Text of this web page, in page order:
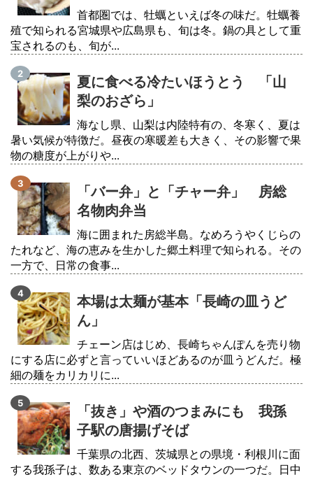
首都圏では、牡蠣といえば冬の味だ。牡蠣養
殖で知られる宮城県や広島県も、旬は冬。鍋の具として重
宝されるのも、旬が...
夏に食べる冷たいほうとう 「山
梨のおざら」
海なし県、山梨は内陸特有の、冬寒く、夏は
暑い気候が特徴だ。昼夜の寒暖差も大きく、その影響で果
物の糖度が上がりや...
「バー弁」と「チャー弁」 房総
名物肉弁当
海に囲まれた房総半島。なめろうやくじらの
たれなど、海の恵みを生かした郷土料理で知られる。その
一方で、日常の食事...
本場は太麺が基本「長崎の皿うど
ん」
チェーン店はじめ、長崎ちゃんぽんを売り物
にする店に必ずと言っていいほどあるのが皿うどんだ。極
細の麺をカリカリに...
「抜き」や酒のつまみにも 我孫
子駅の唐揚げそば
千葉県の北西、茨城県との県境・利根川に面
する我孫子は、数ある東京のベッドタウンの一つだ。日中